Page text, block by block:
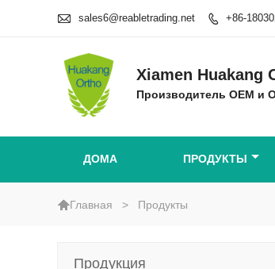
 sales6@reabletrading.net  +86-
Xiamen Huakang
Производитель OEM и
ДОМА ПРОДУКТЫ
Главная > Продукты
Продукция